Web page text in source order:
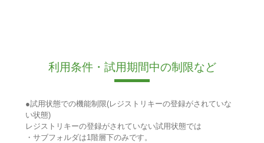
利用条件・試用期間中の制限など
●試用状態での機能制限(レジストリキーの登録がされていな
い状態)
レジストリキーの登録がされていない試用状態では
・サブフォルダは1階層下のみです。